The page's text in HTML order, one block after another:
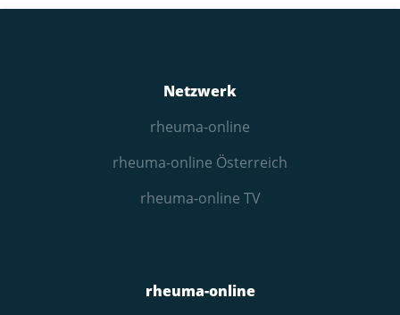
Netzwerk
rheuma-online
rheuma-online Österreich
rheuma-online TV
rheuma-online